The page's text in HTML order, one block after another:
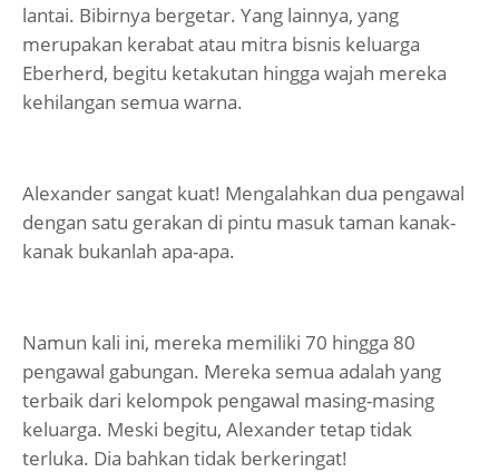
lantai. Bibirnya bergetar. Yang lainnya, yang
merupakan kerabat atau mitra bisnis keluarga
Eberherd, begitu ketakutan hingga wajah mereka
kehilangan semua warna.
Alexander sangat kuat! Mengalahkan dua pengawal
dengan satu gerakan di pintu masuk taman kanak-
kanak bukanlah apa-apa.
Namun kali ini, mereka memiliki 70 hingga 80
pengawal gabungan. Mereka semua adalah yang
terbaik dari kelompok pengawal masing-masing
keluarga. Meski begitu, Alexander tetap tidak
terluka. Dia bahkan tidak berkeringat!